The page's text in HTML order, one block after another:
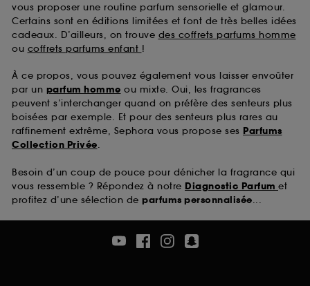
vous proposer une routine parfum sensorielle et glamour.
Certains sont en éditions limitées et font de très belles idées
cadeaux. D’ailleurs, on trouve des coffrets parfums homme
ou coffrets parfums enfant !
À ce propos, vous pouvez également vous laisser envoûter
par un parfum homme ou mixte. Oui, les fragrances
peuvent s’interchanger quand on préfère des senteurs plus
boisées par exemple. Et pour des senteurs plus rares au
raffinement extrême, Sephora vous propose ses Parfums
Collection Privée.
Besoin d’un coup de pouce pour dénicher la fragrance qui
vous ressemble ? Répondez à notre Diagnostic Parfum et
profitez d’une sélection de parfums personnalisée...